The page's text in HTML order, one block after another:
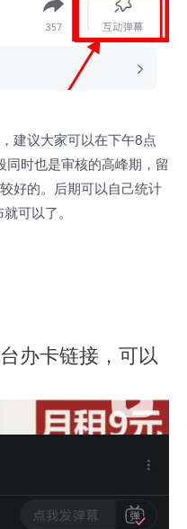
建议大家可以在下午8点
时也是审核的高峰期，留
好的。后期可以自己统计
可以了。
办卡链接，可以